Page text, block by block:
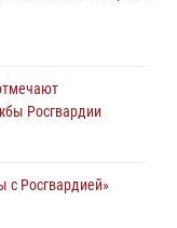
Росгвардии
с Росгвардией»